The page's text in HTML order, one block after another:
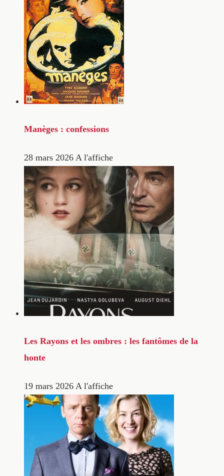
Manèges : confessions
28 mars 2026 A l'affiche
Les Rayons et les ombres : les fantômes de la
honte
19 mars 2026 A l'affiche